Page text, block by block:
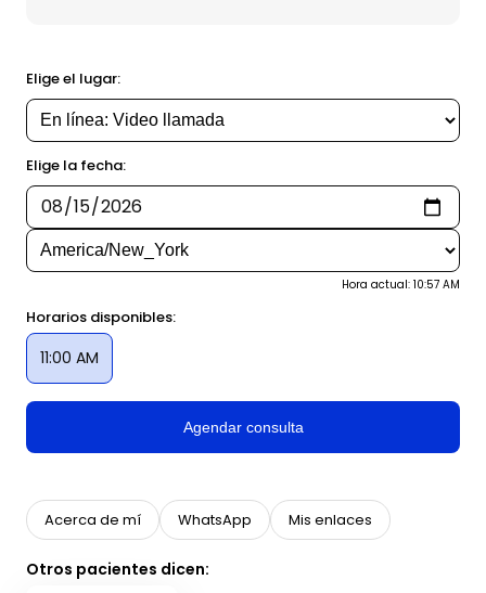
Elige el lugar:
Elige la fecha:
Hora actual: 10:57 AM
Horarios disponibles:
11:00 AM
Agendar consulta
Acerca de mí WhatsApp Mis enlaces
Otros pacientes dicen: